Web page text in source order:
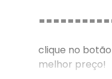
clique no
melhor preço!